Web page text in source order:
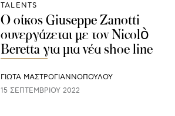
TALENTS
Ο οίκος Giuseppe Zanotti
συνεργάζεται με τον Nicolò
Beretta για μια νέα shoe line
ΓΙΩΤΑ ΜΑΣΤΡΟΓΙΑΝΝΟΠΟΥΛΟΥ
15 ΣΕΠΤΕΜΒΡΊΟΥ 2022